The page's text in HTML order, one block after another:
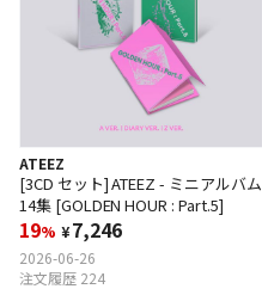
ATEEZ
[3CD セット] ATEEZ - ミニアルバム
14集 [GOLDEN HOUR : Part.5]
19% ¥7,246
2026-06-26
注文履歴 224